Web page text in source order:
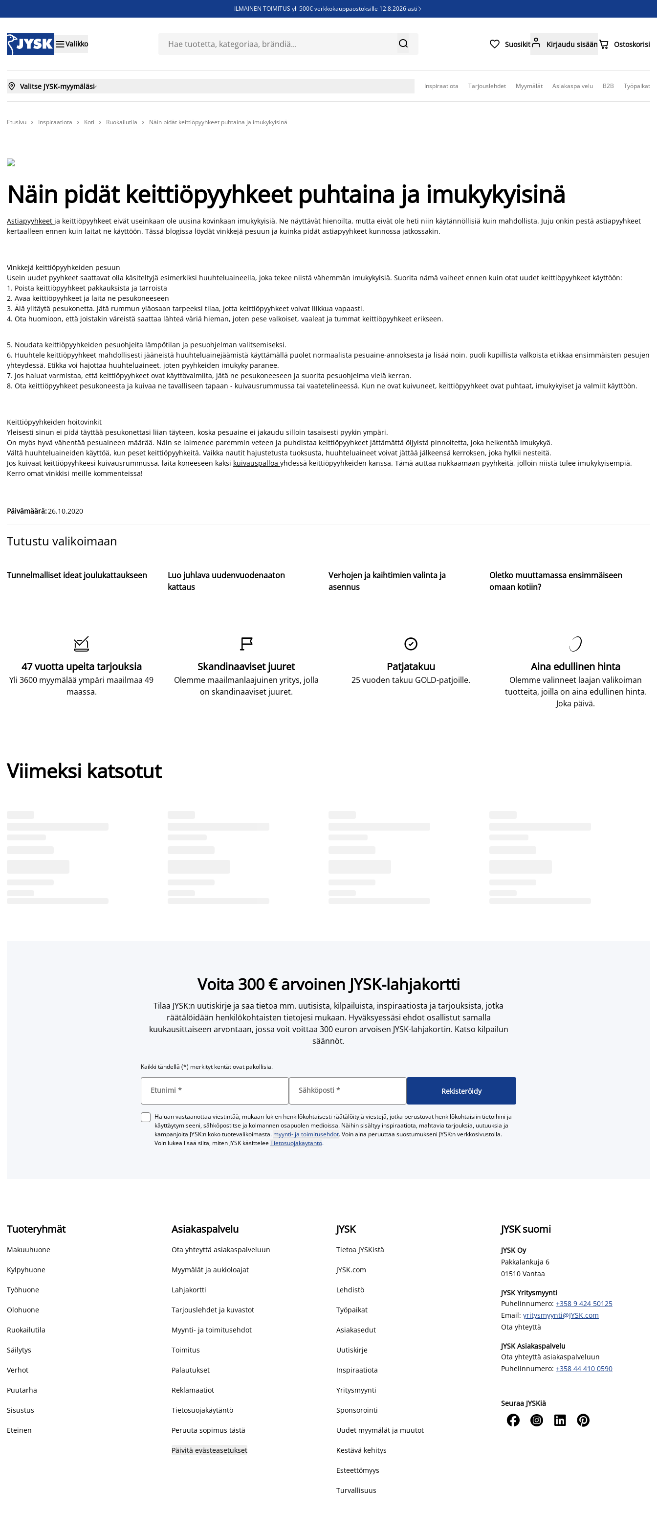
ILMAINEN TOIMITUS yli 500€ verkkokauppaostoksille 12.8.2026 asti 
Sijauspatjoja - Säästä jopa 60%
Valikko   Suosikit Kirjaudu sisään Ostoskorisi
 Valitse JYSK-myymäläsi Inspiraatiota Tarjouslehdet Myymälät Asiakaspalvelu B2B Työpaikat
Etusivu  Inspiraatiota  Koti  Ruokailutila  Näin pidät keittiöpyyhkeet puhtaina ja imukykyisinä
Näin pidät keittiöpyyhkeet puhtaina ja imukykyisinä
Astiapyyhkeet ja keittiöpyyhkeet eivät useinkaan ole uusina kovinkaan imukykyisiä. Ne näyttävät hienoilta, mutta eivät ole heti niin käytännöllisiä kuin mahdollista. Juju onkin pestä astiapyyhkeet
kertaalleen ennen kuin laitat ne käyttöön. Tässä blogissa löydät vinkkejä pesuun ja kuinka pidät astiapyyhkeet kunnossa jatkossakin.
Vinkkejä keittiöpyyhkeiden pesuun
Usein uudet pyyhkeet saattavat olla käsiteltyjä esimerkiksi huuhteluaineella, joka tekee niistä vähemmän imukykyisiä. Suorita nämä vaiheet ennen kuin otat uudet keittiöpyyhkeet käyttöön:
1. Poista keittiöpyyhkeet pakkauksista ja tarroista
2. Avaa keittiöpyyhkeet ja laita ne pesukoneeseen
3. Älä ylitäytä pesukonetta. Jätä rummun yläosaan tarpeeksi tilaa, jotta keittiöpyyhkeet voivat liikkua vapaasti.
4. Ota huomioon, että joistakin väreistä saattaa lähteä väriä hieman, joten pese valkoiset, vaaleat ja tummat keittiöpyyhkeet erikseen.
5. Noudata keittiöpyyhkeiden pesuohjeita lämpötilan ja pesuohjelman valitsemiseksi.
6. Huuhtele keittiöpyyhkeet mahdollisesti jääneistä huuhteluainejäämistä käyttämällä puolet normaalista pesuaine-annoksesta ja lisää noin. puoli kupillista valkoista etikkaa ensimmäisten pesujen
yhteydessä. Etikka voi hajottaa huuhteluaineet, joten pyyhkeiden imukyky paranee.
7. Jos haluat varmistaa, että keittiöpyyhkeet ovat käyttövalmiita, jätä ne pesukoneeseen ja suorita pesuohjelma vielä kerran.
8. Ota keittiöpyyhkeet pesukoneesta ja kuivaa ne tavalliseen tapaan - kuivausrummussa tai vaatetelineessä. Kun ne ovat kuivuneet, keittiöpyyhkeet ovat puhtaat, imukykyiset ja valmiit käyttöön.
Keittiöpyyhkeiden hoitovinkit
Yleisesti sinun ei pidä täyttää pesukonettasi liian täyteen, koska pesuaine ei jakaudu silloin tasaisesti pyykin ympäri.
On myös hyvä vähentää pesuaineen määrää. Näin se laimenee paremmin veteen ja puhdistaa keittiöpyyhkeet jättämättä öljyistä pinnoitetta, joka heikentää imukykyä.
Vältä huuhteluaineiden käyttöä, kun peset keittiöpyyhkeitä. Vaikka nautit hajustetusta tuoksusta, huuhteluaineet voivat jättää jälkeensä kerroksen, joka hylkii nesteitä.
Jos kuivaat keittiöpyyhkeesi kuivausrummussa, laita koneeseen kaksi kuivauspalloa yhdessä keittiöpyyhkeiden kanssa. Tämä auttaa nukkaamaan pyyhkeitä, jolloin niistä tulee imukykyisempiä.
Kerro omat vinkkisi meille kommenteissa!
Päivämäärä:26.10.2020
Tutustu valikoimaan
Tunnelmalliset ideat joulukattaukseen
Luo juhlava uudenvuodenaaton
kattaus
Verhojen ja kaihtimien valinta ja
asennus
Oletko muuttamassa ensimmäiseen
omaan kotiin?

47 vuotta upeita tarjouksia
Yli 3600 myymälää ympäri maailmaa 49
maassa.

Skandinaaviset juuret
Olemme maailmanlaajuinen yritys, jolla
on skandinaaviset juuret.

Patjatakuu
25 vuoden takuu GOLD-patjoille.

Aina edullinen hinta
Olemme valinneet laajan valikoiman
tuotteita, joilla on aina edullinen hinta.
Joka päivä.
Viimeksi katsotut
Voita 300 € arvoinen JYSK-lahjakortti
Tilaa JYSK:n uutiskirje ja saa tietoa mm. uutisista, kilpailuista, inspiraatiosta ja tarjouksista, jotka
räätälöidään henkilökohtaisten tietojesi mukaan. Hyväksyessäsi ehdot osallistut samalla
kuukausittaiseen arvontaan, jossa voit voittaa 300 euron arvoisen JYSK-lahjakortin. Katso kilpailun
säännöt.
Kaikki tähdellä (*) merkityt kentät ovat pakollisia.
Etunimi * Sähköposti * Rekisteröidy
Haluan vastaanottaa viestintää, mukaan lukien henkilökohtaisesti räätälöityjä viestejä, jotka perustuvat henkilökohtaisiin tietoihini ja
käyttäytymiseeni, sähköpostitse ja kolmannen osapuolen medioissa. Näihin sisältyy inspiraatiota, mahtavia tarjouksia, uutuuksia ja
kampanjoita JYSK:n koko tuotevalikoimasta. myynti- ja toimitusehdot. Voin aina peruuttaa suostumukseni JYSK:n verkkosivustolla.
Voin lukea lisää siitä, miten JYSK käsitteleeTietosuojakäytäntö.
Tuoteryhmät
Makuuhuone
Kylpyhuone
Työhuone
Olohuone
Ruokailutila
Säilytys
Verhot
Puutarha
Sisustus
Eteinen
Asiakaspalvelu
Ota yhteyttä asiakaspalveluun
Myymälät ja aukioloajat
Lahjakortti
Tarjouslehdet ja kuvastot
Myynti- ja toimitusehdot
Toimitus
Palautukset
Reklamaatiot
Tietosuojakäytäntö
Peruuta sopimus tästä
Päivitä evästeasetukset
JYSK
Tietoa JYSKistä
JYSK.com
Lehdistö
Työpaikat
Asiakasedut
Uutiskirje
Inspiraatiota
Yritysmyynti
Sponsorointi
Uudet myymälät ja muutot
Kestävä kehitys
Esteettömyys
Turvallisuus
JYSK suomi
JYSK Oy
Pakkalankuja 6
01510 Vantaa
JYSK Yritysmyynti
Puhelinnumero: +358 9 424 50125
Email: yritysmyynti@JYSK.com
Ota yhteyttä
JYSK Asiakaspalvelu
Ota yhteyttä asiakaspalveluun
Puhelinnumero: +358 44 410 0590
Seuraa JYSKiä
   